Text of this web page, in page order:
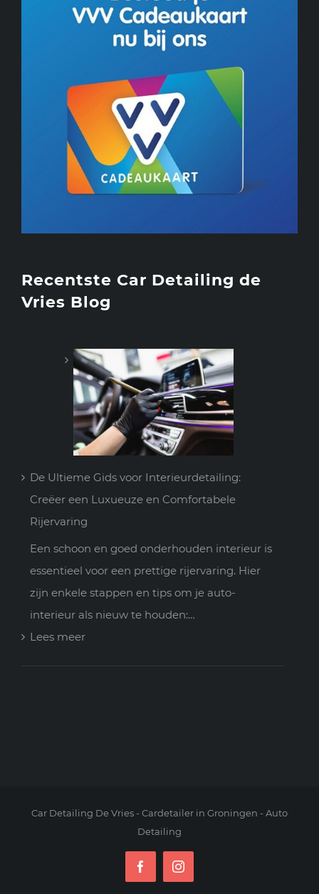
Recentste Car Detailing de
Vries Blog
De Ultieme Gids voor Interieurdetailing:
Creëer een Luxueuze en Comfortabele
Rijervaring
Een schoon en goed onderhouden interieur is
essentieel voor een prettige rijervaring. Hier
zijn enkele stappen en tips om je auto-
interieur als nieuw te houden:…
Lees meer:
Luxueuze
Rijervaring
Car Detailing De Vries - Cardetailer in Groningen - Auto
Detailing
FacebookInstagram